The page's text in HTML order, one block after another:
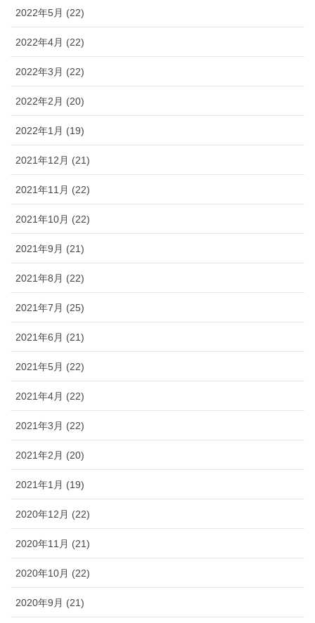
2022年5月 (22)
2022年4月 (22)
2022年3月 (22)
2022年2月 (20)
2022年1月 (19)
2021年12月 (21)
2021年11月 (22)
2021年10月 (22)
2021年9月 (21)
2021年8月 (22)
2021年7月 (25)
2021年6月 (21)
2021年5月 (22)
2021年4月 (22)
2021年3月 (22)
2021年2月 (20)
2021年1月 (19)
2020年12月 (22)
2020年11月 (21)
2020年10月 (22)
2020年9月 (21)